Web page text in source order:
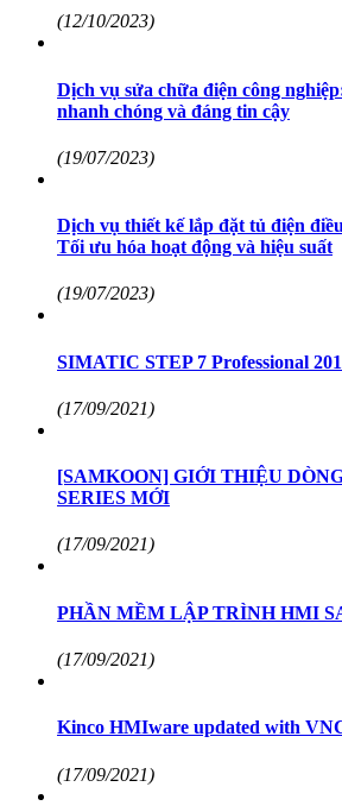
(12/10/2023)
Dịch vụ sửa chữa điện công
nhanh chóng và đáng tin cậy
(19/07/2023)
Dịch vụ thiết kế lắp đặt tủ điện
Tối ưu hóa hoạt động và hiệu suất
(19/07/2023)
SIMATIC STEP 7 Professional
(17/09/2021)
[SAMKOON] GIỚI THIỆU
SERIES MỚI
(17/09/2021)
PHẦN MỀM LẬP TRÌNH HMI
(17/09/2021)
Kinco HMIware updated with
(17/09/2021)